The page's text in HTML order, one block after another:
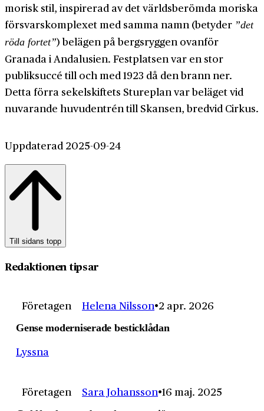
morisk stil, inspirerad av det världs­berömda moriska
försvars­komplexet med samma namn (betyder ”det
röda fortet”) belägen på bergsryggen ovanför
Granada i Andalusien. Festplatsen var en stor
publiksuccé till och med 1923 då den brann ner.
Detta förra sekel­skiftets Stureplan var beläget vid
nuvarande huvud­entrén till Skansen, bredvid Cirkus.
Uppdaterad 2025-09-24
Till sidans topp
Redaktionen tipsar
Företagen Helena Nilsson 2 apr. 2026
Gense moderniserade besticklådan
Lyssna
Företagen Sara Johansson 16 maj. 2025